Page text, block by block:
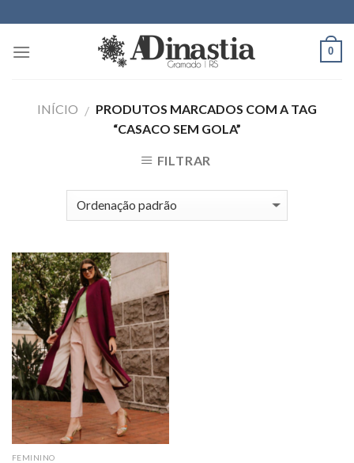
to
content
0
INÍCIO / PRODUTOS MARCADOS COM A TAG
“CASACO SEM GOLA”
FILTRAR
FEMININO